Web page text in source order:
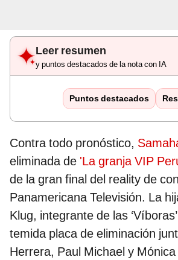
Leer resumen
y puntos destacados de la nota con IA
Puntos destacados
Contra todo pronóstico,
eliminada de 'La granja VIP
de la gran final del reality de
Panamericana Televisión. La
Klug, integrante de las
temida placa de eliminación
Herrera, Paul Michael y Mónica